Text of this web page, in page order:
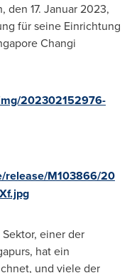
den 17. Januar 2023,
für seine Einrichtung
Changi
202302152976-
release/M103866/20
einer der
hat ein
und viele der